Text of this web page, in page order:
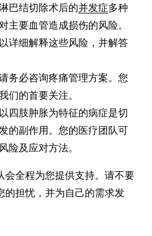
巴结切除术后的并发症多种
主要血管造成损伤的风险。
详细解释这些风险，并解答
务必咨询疼痛管理方案。您
们的首要关注。
四肢肿胀为特征的病症是切
的副作用。您的医疗团队可
险及应对方法。
会全程为您提供支持。请不要
的担忧，并为自己的需求发